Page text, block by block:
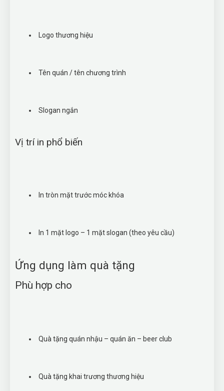
Logo thương hiệu
Tên quán / tên chương trình
Slogan ngắn
Vị trí in phổ biến
In tròn mặt trước móc khóa
In 1 mặt logo – 1 mặt slogan (theo yêu cầu)
Ứng dụng làm quà tặng
Phù hợp cho
Quà tặng quán nhậu – quán ăn – beer club
Quà tặng khai trương thương hiệu